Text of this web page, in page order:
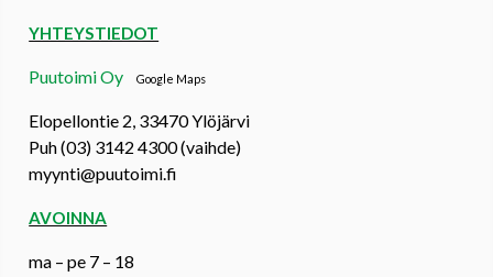
YHTEYSTIEDOT
Puutoimi OyGoogle Maps
Elopellontie 2, 33470 Ylöjärvi
Puh (03) 3142 4300 (vaihde)
myynti@puutoimi.fi
AVOINNA
ma – pe 7 – 18